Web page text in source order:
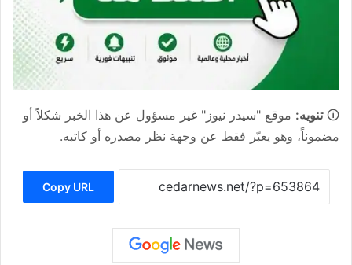
🛈تنويه: موقع "سيدر نيوز" غير مسؤول عن هذا الخبر شكلاً أو
مضموناً، وهو يعبّر فقط عن وجهة نظر مصدره أو كاتبه.
Copy URL